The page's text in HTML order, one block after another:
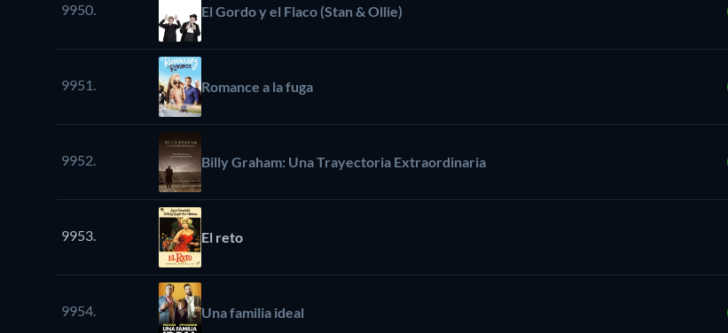
9950. El Gordo y el Flaco (Stan & Ollie)
9951. Romance a la fuga
9952. Billy Graham: Una Trayectoria Extraordinaria
9953. El reto
9954. Una familia ideal